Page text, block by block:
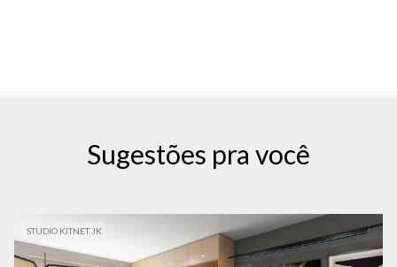
Sugestões pra você
STUDIO KITNET JK